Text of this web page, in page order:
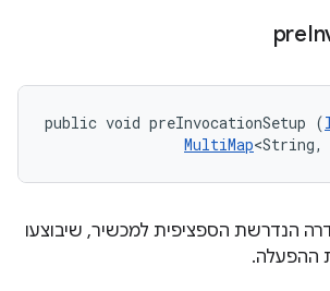
pre
public void preInvocationSetup (
MultiMap
הנדרשת הספציפית למכשיר, שיבוצעו
ההפעלה.